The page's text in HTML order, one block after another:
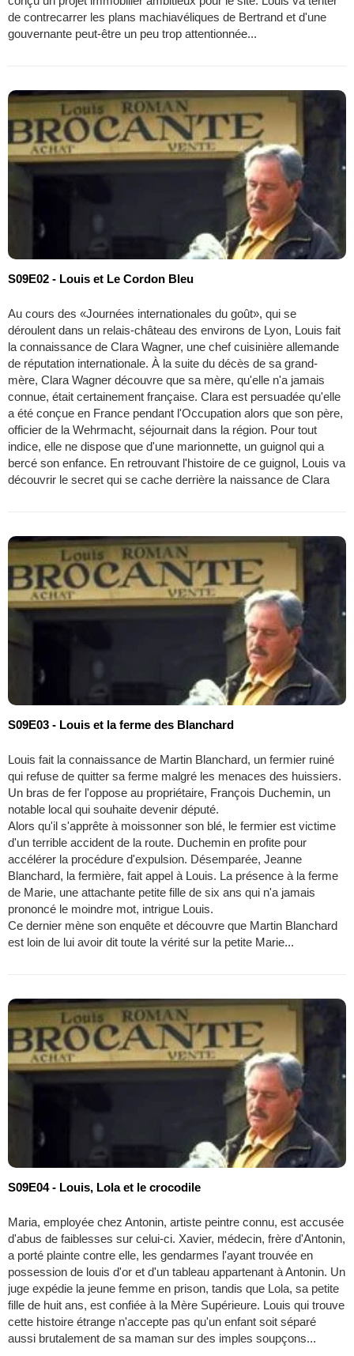
de contrecarrer les plans machiavéliques de Bertrand et d'une
gouvernante peut-être un peu trop attentionnée...
S09E02 - Louis et Le Cordon Bleu
Au cours des «Journées internationales du goût», qui se
déroulent dans un relais-château des environs de Lyon, Louis fait
la connaissance de Clara Wagner, une chef cuisinière allemande
de réputation internationale. À la suite du décès de sa grand-
mère, Clara Wagner découvre que sa mère, qu'elle n'a jamais
connue, était certainement française. Clara est persuadée qu'elle
a été conçue en France pendant l'Occupation alors que son père,
officier de la Wehrmacht, séjournait dans la région. Pour tout
indice, elle ne dispose que d'une marionnette, un guignol qui a
bercé son enfance. En retrouvant l'histoire de ce guignol, Louis va
découvrir le secret qui se cache derrière la naissance de Clara
S09E03 - Louis et la ferme des Blanchard
Louis fait la connaissance de Martin Blanchard, un fermier ruiné
qui refuse de quitter sa ferme malgré les menaces des huissiers.
Un bras de fer l'oppose au propriétaire, François Duchemin, un
notable local qui souhaite devenir député.
Alors qu'il s'apprête à moissonner son blé, le fermier est victime
d'un terrible accident de la route. Duchemin en profite pour
accélérer la procédure d'expulsion. Désemparée, Jeanne
Blanchard, la fermière, fait appel à Louis. La présence à la ferme
de Marie, une attachante petite fille de six ans qui n'a jamais
prononcé le moindre mot, intrigue Louis.
Ce dernier mène son enquête et découvre que Martin Blanchard
est loin de lui avoir dit toute la vérité sur la petite Marie...
S09E04 - Louis, Lola et le crocodile
Maria, employée chez Antonin, artiste peintre connu, est accusée
d'abus de faiblesses sur celui-ci. Xavier, médecin, frère d'Antonin,
a porté plainte contre elle, les gendarmes l'ayant trouvée en
possession de louis d'or et d'un tableau appartenant à Antonin. Un
juge expédie la jeune femme en prison, tandis que Lola, sa petite
fille de huit ans, est confiée à la Mère Supérieure. Louis qui trouve
cette histoire étrange n'accepte pas qu'un enfant soit séparé
aussi brutalement de sa maman sur des imples soupçons...